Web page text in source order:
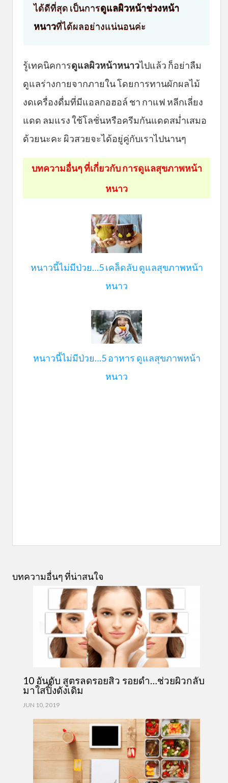
ได้ดีที่สุด เป็นการดูแลผิวหน้าช่วงหน้า
หนาวที่ได้ผลอย่างแน่นอนค่ะ
รู้เทคนิคการดูแลผิวหน้าหนาวไปแล้ว ก็อย่าลืม
ดูแลร่างกายจากภายใน โดยการทานผักผลไม้
งดเครื่องดื่มที่มีแอลกอฮอล์ ชา กาแฟ หลีกเลี่ยง
แดด ลมแรง ใช้โลชั่นหรือครีมกันแดดสม่ำเสมอ
ด้วยนะคะ ผิวสวยจะได้อยู่คู่กับเราไปนานๆ
บทความอื่นๆ ที่เกี่ยวกับ การดูแลสุขภาพหน้า
หนาว
หนาวนี้ไม่มีป่วย…5 เคล็ดลับ ดูแลสุขภาพหน้า
หนาว
หนาวนี้ไม่มีป่วย…5 อาหาร ดูแลสุขภาพหน้า
หนาว
บทความอื่นๆ ที่น่าสนใจ
10 อันดับ สูตรลดรอยสิว รอยดำ…ช่วยผิวกลับ
มาใสปิ๊งดังเดิม
JUN 10, 2019